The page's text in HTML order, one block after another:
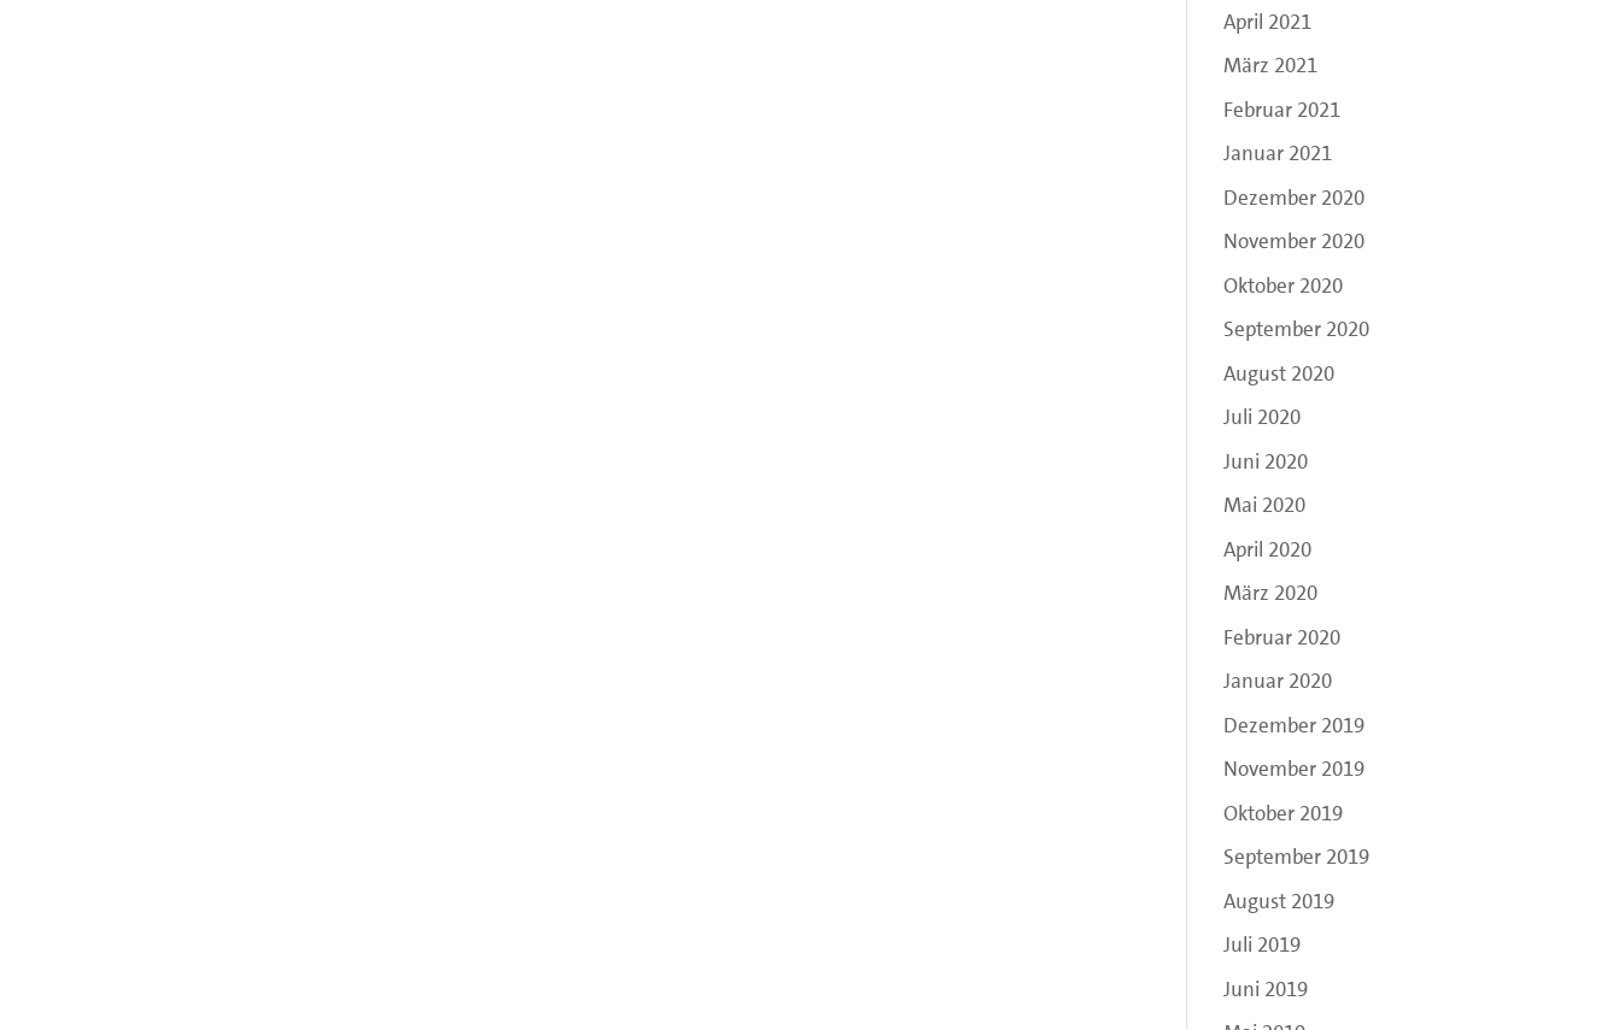
April 2021
März 2021
Februar 2021
Januar 2021
Dezember 2020
November 2020
Oktober 2020
September 2020
August 2020
Juli 2020
Juni 2020
Mai 2020
April 2020
März 2020
Februar 2020
Januar 2020
Dezember 2019
November 2019
Oktober 2019
September 2019
August 2019
Juli 2019
Juni 2019